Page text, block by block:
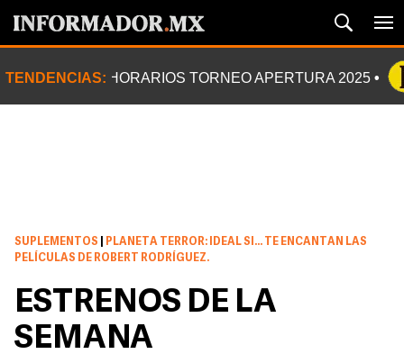
TENDENCIAS: HORARIOS TORNEO APERTURA 2025
SUPLEMENTOS
PLANETA TERROR: IDEAL SI… TE ENCANTAN LAS
PELÍCULAS DE ROBERT RODRÍGUEZ.
ESTRENOS DE LA
SEMANA